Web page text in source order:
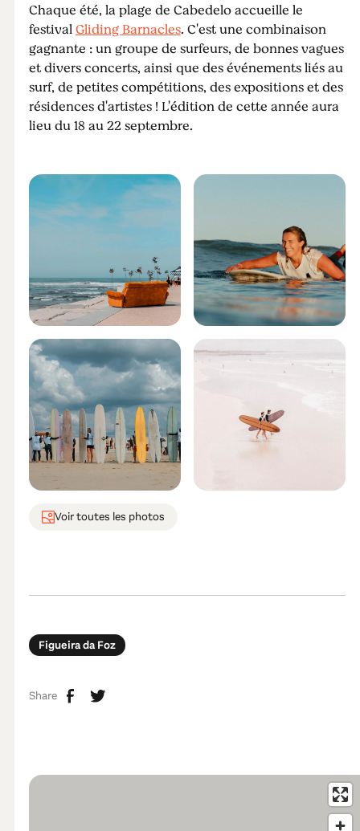
Chaque été, la plage de Cabedelo accueille le
festivalGliding Barnacles. C'est une combinaison
gagnante : un groupe de surfeurs, de bonnes vagues
et divers concerts, ainsi que des événements liés au
surf, de petites compétitions, des expositions et des
résidences d'artistes ! L'édition de cette année aura
lieu du 18 au 22 septembre.
Voir toutes les photos
Figueira da Foz
Share